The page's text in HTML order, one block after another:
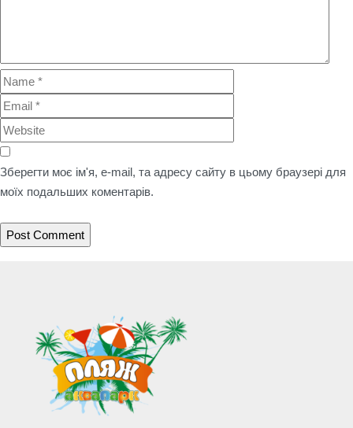
Зберегти моє ім'я, e-mail, та адресу сайту в цьому браузері для
моїх подальших коментарів.